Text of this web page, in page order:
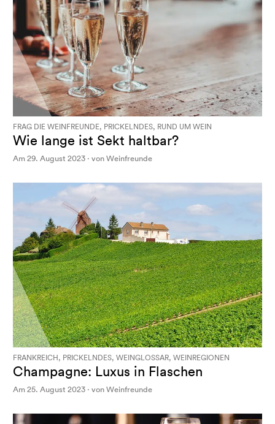
FRAG DIE WEINFREUNDE, PRICKELNDES, RUND UM WEIN
Wie lange ist Sekt haltbar?
Am 29. August 2023 · von Weinfreunde
FRANKREICH, PRICKELNDES, WEINGLOSSAR, WEINREGIONEN
Champagne: Luxus in Flaschen
Am 25. August 2023 · von Weinfreunde